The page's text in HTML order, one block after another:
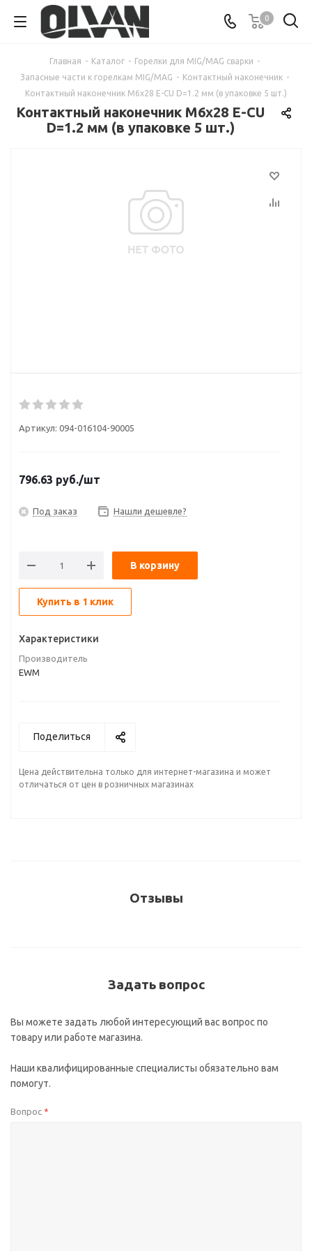
0
Главная - Каталог - Горелки для MIG/MAG сварки -
Запасные части к горелкам MIG/MAG - Контактный наконечник -
Контактный наконечник M6x28 E-CU D=1.2 мм (в упаковке 5 шт.)
Контактный наконечник M6x28 E-CU
D=1.2 мм (в упаковке 5 шт.)
Артикул: 094-016104-90005
796.63 руб./шт
Под заказ Нашли дешевле?
В корзину
Купить в 1 клик
Характеристики
Производитель
EWM
Поделиться
Цена действительна только для интернет-магазина и может
отличаться от цен в розничных магазинах
Отзывы
Задать вопрос
Вы можете задать любой интересующий вас вопрос по
товару или работе магазина.
Наши квалифицированные специалисты обязательно вам
помогут.
Вопрос *